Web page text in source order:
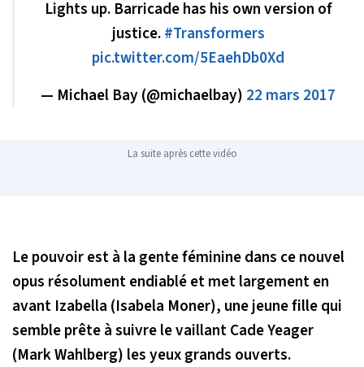
Lights up. Barricade has his own version of
justice.#Transformers
pic.twitter.com/5EaehDb0Xd
— Michael Bay (@michaelbay) 22 mars 2017
La suite après cette vidéo
Le pouvoir est à la gente féminine dans ce nouvel
opus résolument endiablé et met largement en
avant Izabella (Isabela Moner), une jeune fille qui
semble prête à suivre le vaillant Cade Yeager
(Mark Wahlberg) les yeux grands ouverts.